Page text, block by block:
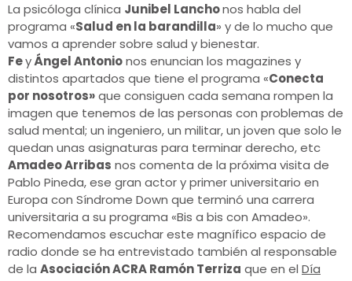
La psicóloga clínica Junibel Lanchonos habla del
programa «Salud en la barandilla» y de lo mucho que
vamos a aprender sobre salud y bienestar.
FeyÁngel Antonionos enuncian los magazines y
distintos apartados que tiene el programa «Conecta
por nosotros»que consiguen cada semana rompen la
imagen que tenemos de las personas con problemas de
salud mental; un ingeniero, un militar, un joven que solo le
quedan unas asignaturas para terminar derecho, etc
Amadeo Arribas nos comenta de la próxima visita de
Pablo Pineda, ese gran actor y primer universitario en
Europa con Síndrome Down que terminó una carrera
universitaria a su programa «Bis a bis con Amadeo».
Recomendamos escuchar este magnífico espacio de
radio donde se ha entrevistado también al responsable
de la Asociación ACRA Ramón Terriza que en el Día